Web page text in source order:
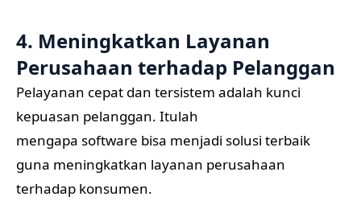
4. Meningkatkan Layanan
Perusahaan terhadap Pelanggan
Pelayanan cepat dan tersistem adalah kunci
kepuasan pelanggan. Itulah
mengapa software bisa menjadi solusi terbaik
guna meningkatkan layanan perusahaan
terhadap konsumen.